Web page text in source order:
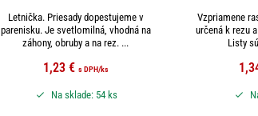
Letnička. Priesady dopestujeme v
parenisku. Je svetlomilná, vhodná na
záhony, obruby a na rez. ...
1,23 € s DPH/ks
Na sklade: 54 ks
Vzpriamene
určená k rezu
Listy